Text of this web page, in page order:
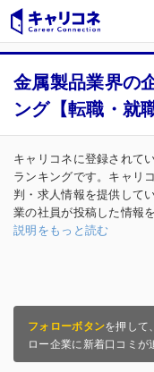
金属製品業界の
ング【転職・就
キャリコネに登録されて
ランキングです。キャリ
判・求人情報を提供して
業の社員が投稿した情報
説明をもっと読む
フォローボタンを押して
ロー企業に新着口コミが